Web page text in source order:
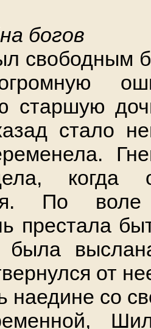
богов
свободным
старшую
стало
когда
По
престала
была
от
наедине со